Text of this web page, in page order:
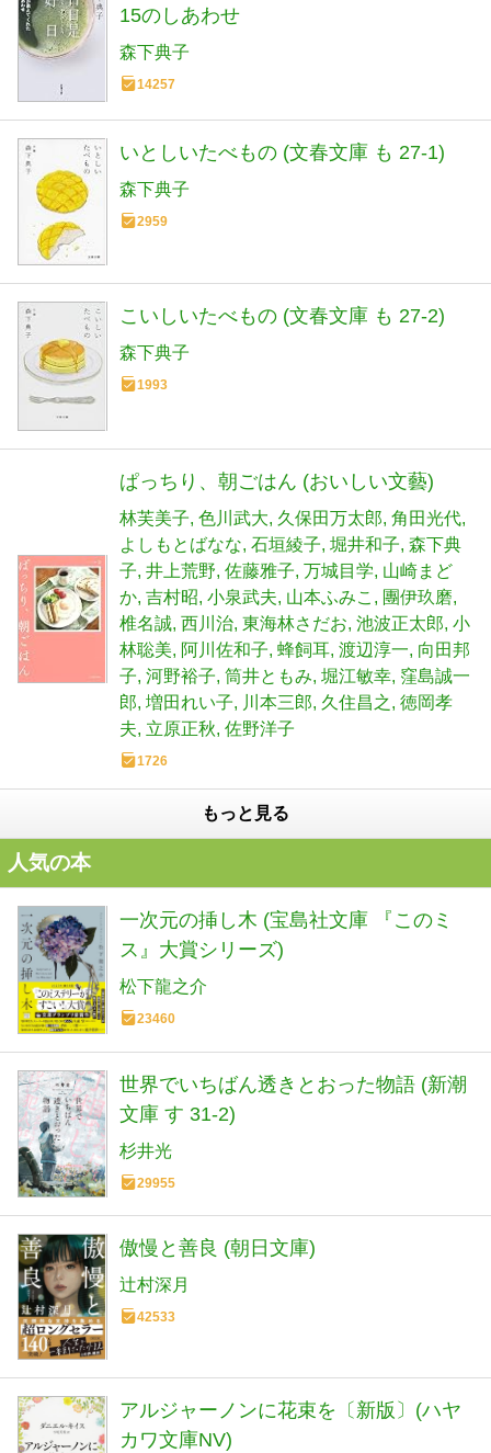
15のしあわせ
森下典子
14257
いとしいたべもの (文春文庫 も 27-1)
森下典子
2959
こいしいたべもの (文春文庫 も 27-2)
森下典子
1993
ぱっちり、朝ごはん (おいしい文藝)
林芙美子 色川武大 久保田万太郎 角田光代
よしもとばなな 石垣綾子 堀井和子 森下典
子 井上荒野 佐藤雅子 万城目学 山崎まど
か 吉村昭 小泉武夫 山本ふみこ
團伊玖磨
椎名誠 西川治 東海林さだお 池波正太郎 小
林聡美
阿川佐和子 蜂飼耳 渡辺淳一 向田邦
子 河野裕子 筒井ともみ 堀江敏幸 窪島誠一
郎 増田れい子 川本三郎 久住昌之 徳岡孝
夫 立原正秋 佐野洋子
1726
もっと見る
人気の本
一次元の挿し木 (宝島社文庫 『このミ
ス』大賞シリーズ)
松下龍之介
23460
世界でいちばん透きとおった物語 (新潮
文庫 す 31-2)
杉井光
29955
傲慢と善良 (朝日文庫)
辻村深月
42533
アルジャーノンに花束を〔新版〕(ハヤ
カワ文庫NV)